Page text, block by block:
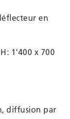
en
1'400 x 700
diffusion par